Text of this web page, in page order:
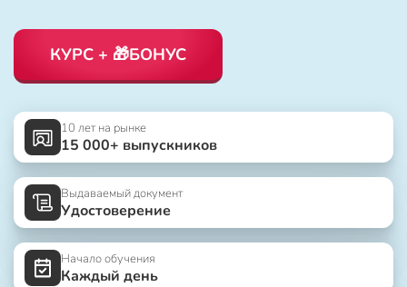
КУРС + 🎁БОНУС
10 лет на рынке
15 000+ выпускников
Выдаваемый документ
Удостоверение
Начало обучения
Каждый день